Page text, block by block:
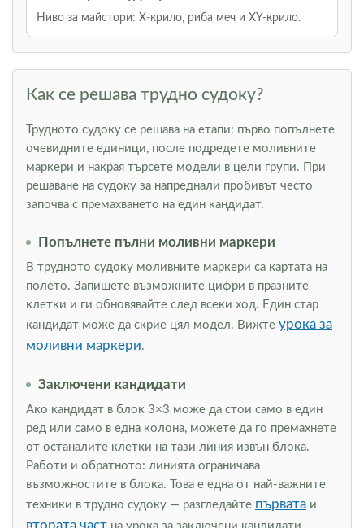
Ниво за майстори: Х-крило, риба меч и XY-крило.
Как се решава трудно судоку?
Трудното судоку се решава на етапи: първо попълнете
очевидните единици, после подредете моливните
маркери и накрая търсете модели в цели групи. При
решаване на судоку за напреднали пробивът често
започва с премахването на един кандидат.
Попълнете пълни моливни маркери
В трудното судоку моливните маркери са картата на
полето. Запишете възможните цифри в празните
клетки и ги обновявайте след всеки ход. Един стар
кандидат може да скрие цял модел. Вижте урока за
моливни маркери.
Заключени кандидати
Ако кандидат в блок 3×3 може да стои само в един
ред или само в една колона, можете да го премахнете
от останалите клетки на тази линия извън блока.
Работи и обратното: линията ограничава
възможностите в блока. Това е една от най-важните
техники в трудно судоку — разгледайте първата и
втората част